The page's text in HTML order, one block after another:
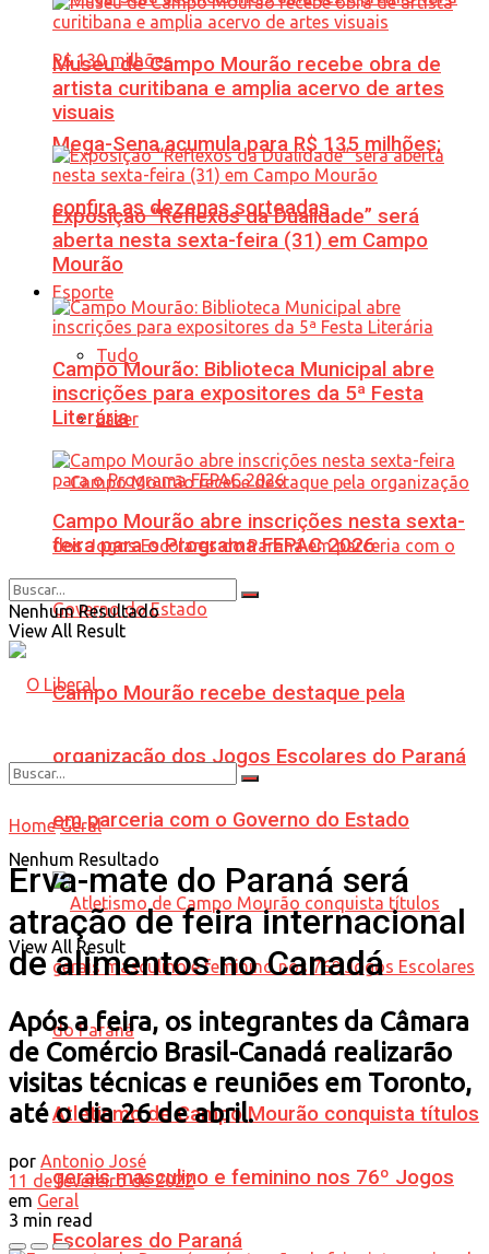
Mega-Sena acumula para R$ 135 milhões;
confira as dezenas sorteadas
Esporte
Tudo
Lazer
Campo Mourão recebe destaque pela
organização dos Jogos Escolares do Paraná
em parceria com o Governo do Estado
Atletismo de Campo Mourão conquista títulos
gerais masculino e feminino nos 76º Jogos
Escolares do Paraná
Museu de Campo Mourão recebe obra de
artista curitibana e amplia acervo de artes
visuais
Exposição “Reflexos da Dualidade” será
aberta nesta sexta-feira (31) em Campo
Mourão
Campo Mourão: Biblioteca Municipal abre
inscrições para expositores da 5ª Festa
Literária
Campo Mourão abre inscrições nesta sexta-
feira para o Programa FEPAC 2026
Nenhum Resultado
View All Result
Nenhum Resultado
View All Result
Home Geral
Erva-mate do Paraná será
atração de feira internacional
de alimentos no Canadá
Após a feira, os integrantes da Câmara
de Comércio Brasil-Canadá realizarão
visitas técnicas e reuniões em Toronto,
até o dia 26 de abril.
por Antonio José
11 de fevereiro de 2022
em Geral
3 min read